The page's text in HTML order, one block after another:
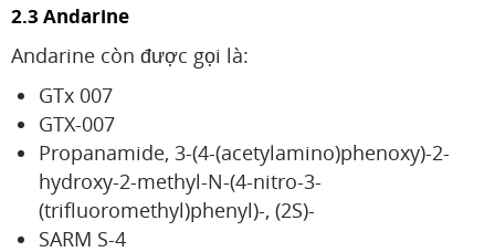
2.3 Andarine
Andarine còn được gọi là:
GTx 007
GTX-007
Propanamide, 3-(4-(acetylamino)phenoxy)-2-
hydroxy-2-methyl-N-(4-nitro-3-
(trifluoromethyl)phenyl)-, (2S)-
SARM S-4